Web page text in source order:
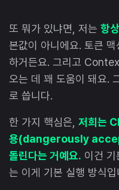
또 뭐가 있냐면, 저는 항
본값이 아니에요. 토큰
하거든요. 그리고
오는 데 꽤 도움이 돼요.
로 씁니다.
한 가지 핵심은, 저희는
용(dangerously
돌린다는 거예요. 이건
는 이게 기본 실행 방식입